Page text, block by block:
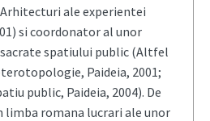
ale experientei
si coordonator al unor
spatiului public (Altfel
Paideia, 2001;
public, Paideia, 2004). De
limba romana lucrari ale unor